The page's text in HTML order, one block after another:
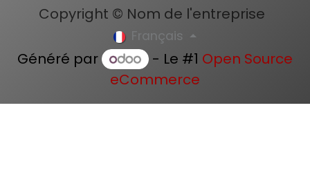
Copyright © Nom de l'entreprise
Français
Généré par - Le #1 Open Source
eCommerce